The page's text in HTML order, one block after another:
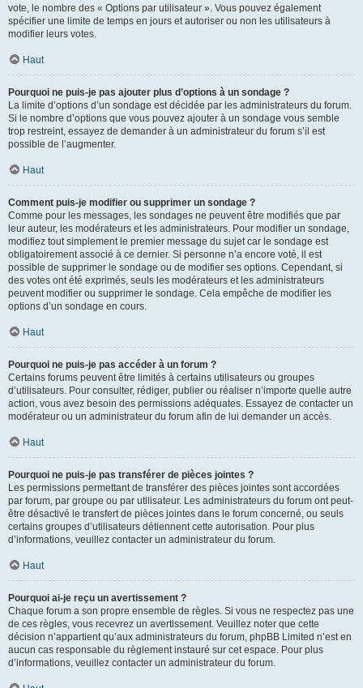
vote, le nombre des « Options par utilisateur ». Vous pouvez également
spécifier une limite de temps en jours et autoriser ou non les utilisateurs à
modifier leurs votes.
Haut
Pourquoi ne puis-je pas ajouter plus d’options à un sondage ?
La limite d’options d’un sondage est décidée par les administrateurs du forum.
Si le nombre d’options que vous pouvez ajouter à un sondage vous semble
trop restreint, essayez de demander à un administrateur du forum s’il est
possible de l’augmenter.
Haut
Comment puis-je modifier ou supprimer un sondage ?
Comme pour les messages, les sondages ne peuvent être modifiés que par
leur auteur, les modérateurs et les administrateurs. Pour modifier un sondage,
modifiez tout simplement le premier message du sujet car le sondage est
obligatoirement associé à ce dernier. Si personne n’a encore voté, il est
possible de supprimer le sondage ou de modifier ses options. Cependant, si
des votes ont été exprimés, seuls les modérateurs et les administrateurs
peuvent modifier ou supprimer le sondage. Cela empêche de modifier les
options d’un sondage en cours.
Haut
Pourquoi ne puis-je pas accéder à un forum ?
Certains forums peuvent être limités à certains utilisateurs ou groupes
d’utilisateurs. Pour consulter, rédiger, publier ou réaliser n’importe quelle autre
action, vous avez besoin des permissions adéquates. Essayez de contacter un
modérateur ou un administrateur du forum afin de lui demander un accès.
Haut
Pourquoi ne puis-je pas transférer de pièces jointes ?
Les permissions permettant de transférer des pièces jointes sont accordées
par forum, par groupe ou par utilisateur. Les administrateurs du forum ont peut-
être désactivé le transfert de pièces jointes dans le forum concerné, ou seuls
certains groupes d’utilisateurs détiennent cette autorisation. Pour plus
d’informations, veuillez contacter un administrateur du forum.
Haut
Pourquoi ai-je reçu un avertissement ?
Chaque forum a son propre ensemble de règles. Si vous ne respectez pas une
de ces règles, vous recevrez un avertissement. Veuillez noter que cette
décision n’appartient qu’aux administrateurs du forum, phpBB Limited n’est en
aucun cas responsable du règlement instauré sur cet espace. Pour plus
d’informations, veuillez contacter un administrateur du forum.